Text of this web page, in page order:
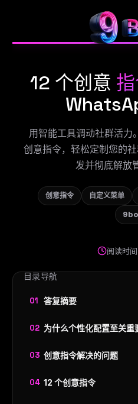
12 个创意
用智能工具调动社群活
创意指令，轻松定制您的
发并彻底解放
创意指令 自定义菜单
阅读时
目录导航
答复摘要
为什么个性化配置至关重
创意指令解决的问题
12 个创意指令
中文